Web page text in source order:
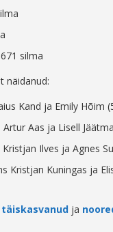
silma
näidanud:
Kand ja Emily Hõim
Aas ja Lisell
Ilves ja Agnes
Kristjan Kuningas ja
täiskasvanud ja